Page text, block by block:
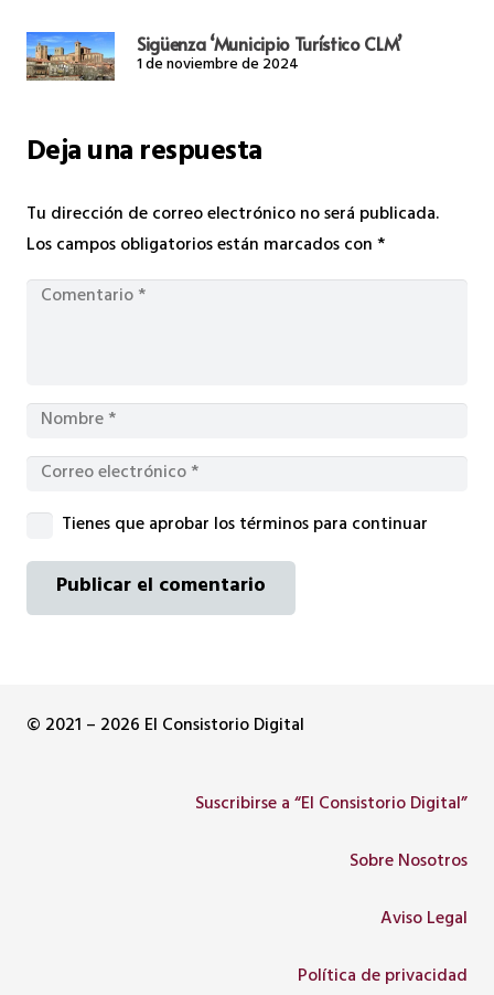
Sigüenza ‘Municipio Turístico CLM’
1 de noviembre de 2024
Deja una respuesta
Tu dirección de correo electrónico no será publicada.
Los campos obligatorios están marcados con*
Tienes que aprobar los términos para continuar
Publicar el comentario
© 2021 – 2026 El Consistorio Digital
Suscribirse a “El Consistorio Digital”
Sobre Nosotros
Aviso Legal
Política de privacidad